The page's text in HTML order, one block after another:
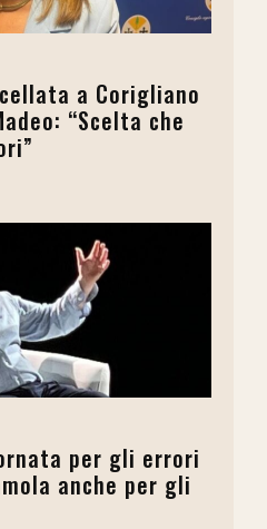
a Corigliano
“Scelta che
per gli errori
anche per gli